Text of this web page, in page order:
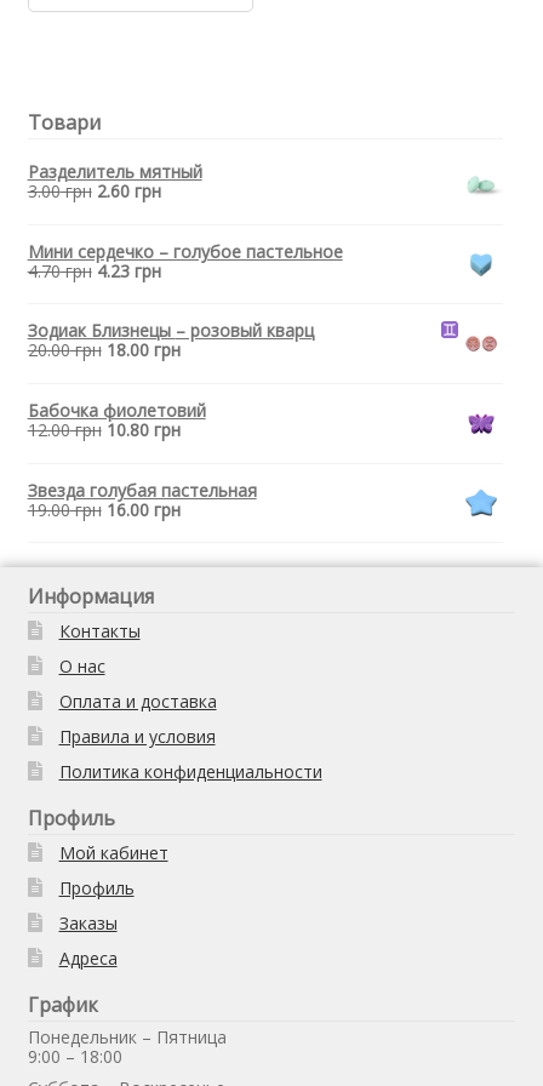
бусинка,
-
Бежевый
Товари
Разделитель мятный
3.00грн 2.60грн
Мини сердечко – голубое пастельное
4.70грн 4.23грн
Зодиак Близнецы – розовый кварц
20.00грн 18.00грн
Бабочка фиолетовий
12.00грн 10.80грн
Звезда голубая пастельная
19.00грн 16.00грн
Информация
Контакты
О нас
Оплата и доставка
Правила и условия
Политика конфиденциальности
Профиль
Мой кабинет
Профиль
Заказы
Адреса
График
Понедельник – Пятница
9:00 – 18:00